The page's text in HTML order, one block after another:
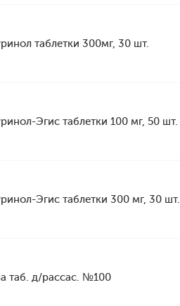
таблетки 300мг, 30 шт.
Эгис таблетки 100 мг, 50 шт.
Эгис таблетки 300 мг, 30 шт.
таб. д/рассас. №100